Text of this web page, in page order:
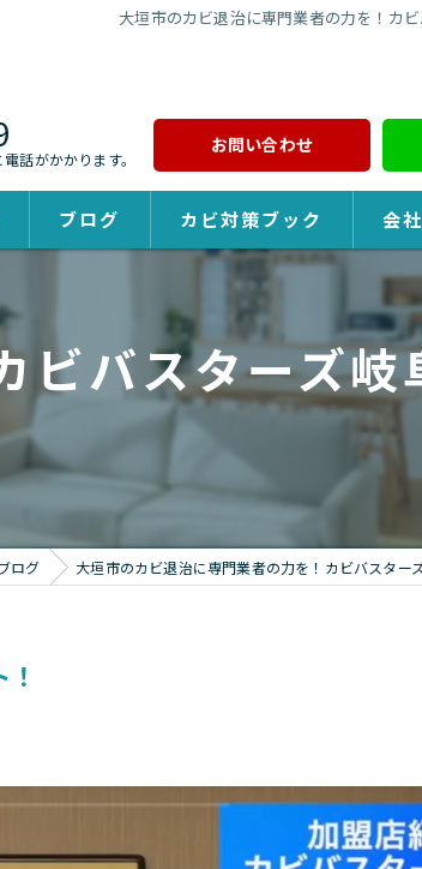
大垣市のカビ退治に専門業者の力を！カ
話がかかります。
お問い合わせ
ブログ カビ対策ブック 会
ビバスターズ岐
ログ 大垣市のカビ退治に専門業者の力を！カビバスター